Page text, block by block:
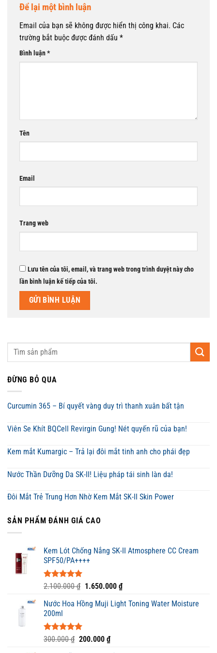
Để lại một bình luận
Email của bạn sẽ không được hiển thị công khai. Các
trường bắt buộc được đánh dấu *
Bình luận*
Tên
Email
Trang web
Lưu tên của tôi, email, và trang web trong trình duyệt này cho
lần bình luận kế tiếp của tôi.
ĐỪNG BỎ QUA
Curcumin 365 – Bí quyết vàng duy trì thanh xuân bất tận
Viên Se Khít BQCell Revirgin Gung! Nét quyến rũ của bạn!
Kem mắt Kumargic – Trả lại đôi mắt tinh anh cho phái đẹp
Nước Thần Dưỡng Da SK-II! Liệu pháp tái sinh làn da!
Đôi Mắt Trẻ Trung Hơn Nhờ Kem Mắt SK-II Skin Power
SẢN PHẨM ĐÁNH GIÁ CAO
Kem Lót Chống Nắng SK-II Atmosphere CC Cream
SPF50/PA++++
Được xếp
5 sao
2.100.000₫ Giá
là:
1.650.000 ₫Giá
tại
Nước Hoa Hồng Muji Light Toning Water Moisture
200ml
Được xếp
5.00
300.000₫ Giá
200.000 ₫Giá